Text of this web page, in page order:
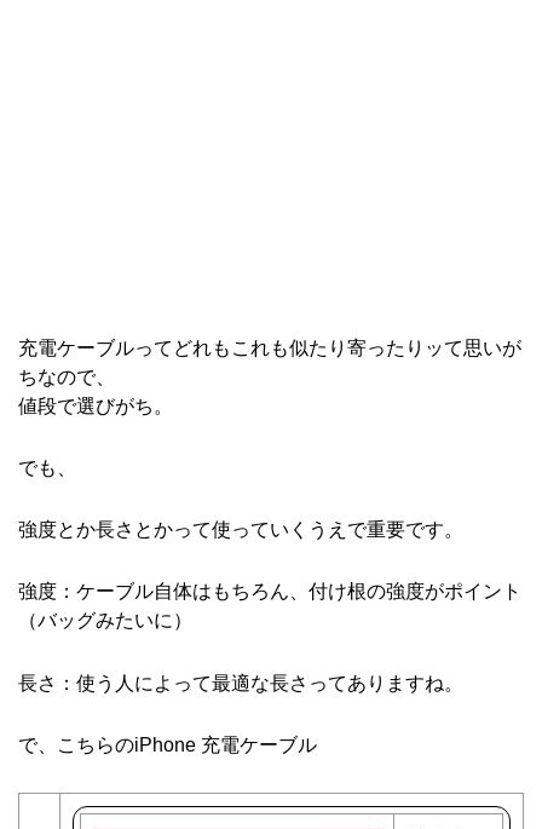
充電ケーブルってどれもこれも似たり寄ったりッて思いが
ちなので、
値段で選びがち。
でも、
強度とか長さとかって使っていくうえで重要です。
強度：ケーブル自体はもちろん、付け根の強度がポイント
（バッグみたいに）
長さ：使う人によって最適な長さってありますね。
で、こちらのiPhone 充電ケーブル